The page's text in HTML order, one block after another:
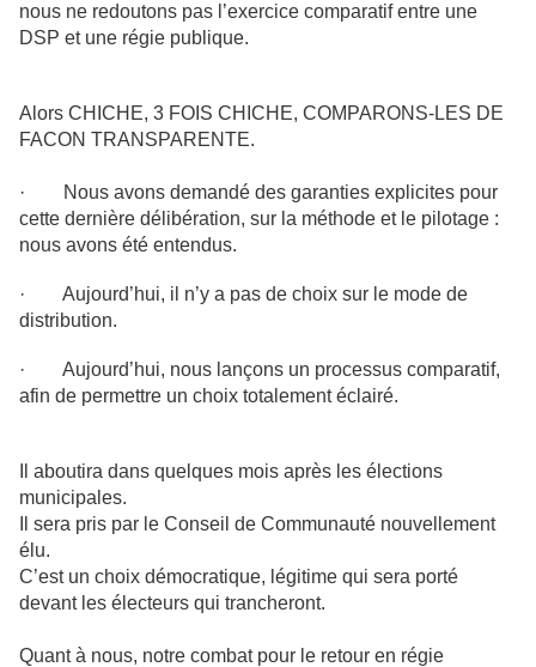
nous ne redoutons pas l’exercice comparatif entre une
DSP et une régie publique.
Alors CHICHE, 3 FOIS CHICHE, COMPARONS-LES DE
FACON TRANSPARENTE.
· Nous avons demandé des garanties explicites pour
cette dernière délibération, sur la méthode et le pilotage :
nous avons été entendus.
· Aujourd’hui, il n’y a pas de choix sur le mode de
distribution.
· Aujourd’hui, nous lançons un processus comparatif,
afin de permettre un choix totalement éclairé.
Il aboutira dans quelques mois après les élections
municipales.
Il sera pris par le Conseil de Communauté nouvellement
élu.
C’est un choix démocratique, légitime qui sera porté
devant les électeurs qui trancheront.
Quant à nous, notre combat pour le retour en régie